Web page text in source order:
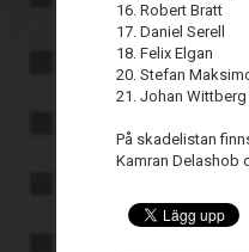
16. Robert Bratt
17. Daniel Serell
18. Felix Elgan
20. Stefan
21. Johan Wittberg
På skadelistan
Kamran Delashob